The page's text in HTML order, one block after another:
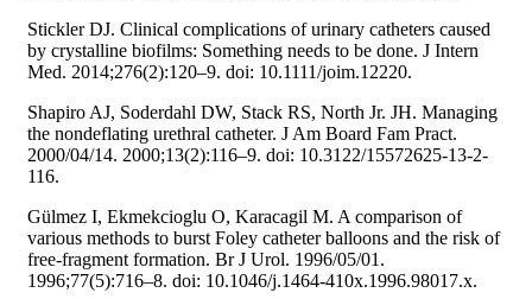
Stickler DJ. Clinical complications of urinary catheters caused
by crystalline biofilms: Something needs to be done. J Intern
Med. 2014;276(2):120–9. doi: 10.1111/joim.12220.
Shapiro AJ, Soderdahl DW, Stack RS, North Jr. JH. Managing
the nondeflating urethral catheter. J Am Board Fam Pract.
2000/04/14. 2000;13(2):116–9. doi: 10.3122/15572625-13-2-
116.
Gülmez I, Ekmekcioglu O, Karacagil M. A comparison of
various methods to burst Foley catheter balloons and the risk of
free-fragment formation. Br J Urol. 1996/05/01.
1996;77(5):716–8. doi: 10.1046/j.1464-410x.1996.98017.x.